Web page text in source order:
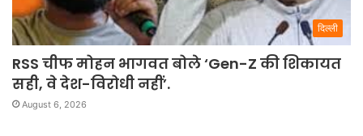
दिल्ली
RSS चीफ मोहन भागवत बोले ‘Gen-Z की शिकायत
सही, वे देश-विरोधी नहीं’.
August 6, 2026